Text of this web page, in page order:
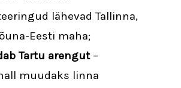
lähevad Tallinna,
Eesti maha;
Tartu arengut–
muudaks linna